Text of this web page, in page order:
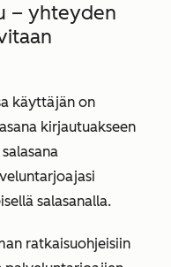
– yhteyden
käyttäjän on
kirjautuakseen
salasanalla.
ratkaisuohjeisiin